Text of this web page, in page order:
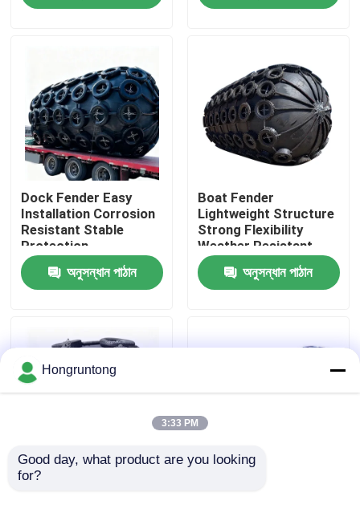
পণ্য
ভিডিও
আমাদের সম্পর্কে
কারখানা ভ্রমণ
উদ্ধৃতির জন্য আবেদন
ইয়োকোহামা রাবার ফেন্ডার
Dock Fender Easy
Installation Corrosion
Resistant Stable
Protection
অনুসন্ধান পাঠান
Boat Fender
Lightweight Structure
Strong Flexibility
Weather Resistant
অনুসন্ধান পাঠান
Yokohama Rubber
Hongruntong
3:33 PM
Good day, what product are you looking
for?